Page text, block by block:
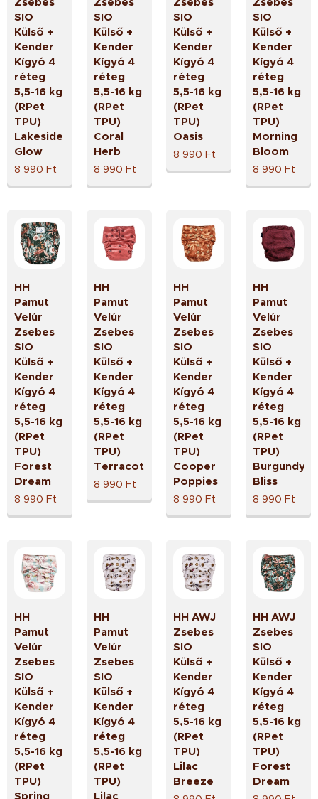
SIO
Külső +
Kender
Kígyó 4
réteg
5,5-16 kg
(RPet
TPU)
Lakeside
Glow
8 990 Ft
SIO
Külső +
Kender
Kígyó 4
réteg
5,5-16 kg
(RPet
TPU)
Coral
Herb
8 990 Ft
SIO
Külső +
Kender
Kígyó 4
réteg
5,5-16 kg
(RPet
TPU)
Oasis
8 990 Ft
SIO
Külső +
Kender
Kígyó 4
réteg
5,5-16 kg
(RPet
TPU)
Morning
Bloom
8 990 Ft
HH
Pamut
Velúr
Zsebes
SIO
Külső +
Kender
Kígyó 4
réteg
5,5-16 kg
(RPet
TPU)
Forest
Dream
8 990 Ft
HH
Pamut
Velúr
Zsebes
SIO
Külső +
Kender
Kígyó 4
réteg
5,5-16 kg
(RPet
TPU)
Terracotta
8 990 Ft
HH
Pamut
Velúr
Zsebes
SIO
Külső +
Kender
Kígyó 4
réteg
5,5-16 kg
(RPet
TPU)
Cooper
Poppies
8 990 Ft
HH
Pamut
Velúr
Zsebes
SIO
Külső +
Kender
Kígyó 4
réteg
5,5-16 kg
(RPet
TPU)
Burgundy
Bliss
8 990 Ft
HH
Pamut
Velúr
Zsebes
SIO
Külső +
Kender
Kígyó 4
réteg
5,5-16 kg
(RPet
TPU)
Spring
HH
Pamut
Velúr
Zsebes
SIO
Külső +
Kender
Kígyó 4
réteg
5,5-16 kg
(RPet
TPU)
Lilac
HH AWJ
Zsebes
SIO
Külső +
Kender
Kígyó 4
réteg
5,5-16 kg
(RPet
TPU)
Lilac
Breeze
HH AWJ
Zsebes
SIO
Külső +
Kender
Kígyó 4
réteg
5,5-16 kg
(RPet
TPU)
Forest
Dream